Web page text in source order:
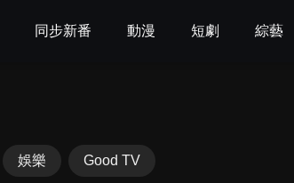
同步新番 動漫 短劇 綜藝
娛樂 Good TV